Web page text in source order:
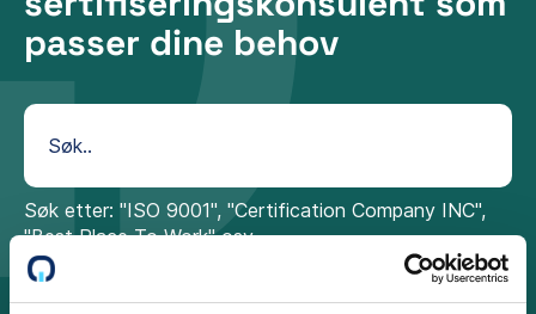
passer dine behov
Søk etter: "ISO 9001", "Certification Company INC",
"Best Place To Work" osv.